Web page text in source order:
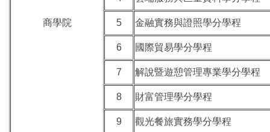
商學院 5 金融實務與證照學分學程
6 國際貿易學分學程
7 解說暨遊憩管理專業學分學程
8 財富管理學分學程
9 觀光餐旅實務學分學程